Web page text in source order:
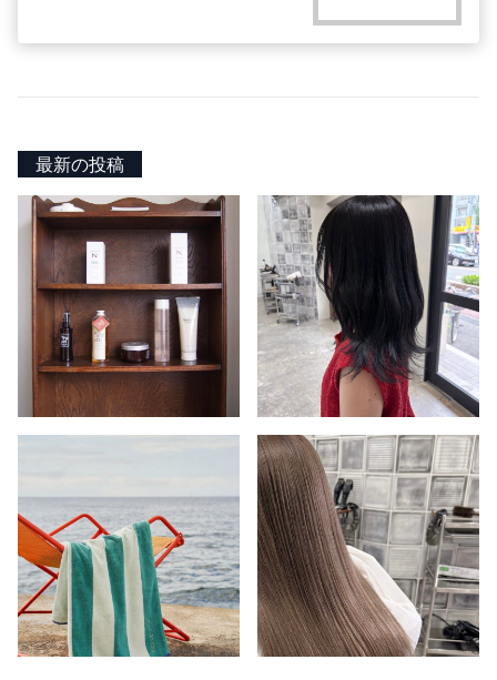
最新の投稿